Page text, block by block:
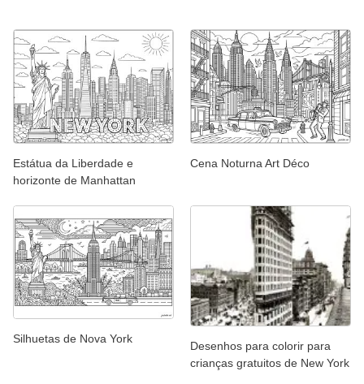
Estátua da Liberdade e
horizonte de Manhattan
Cena Noturna Art Déco
Silhuetas de Nova York
Desenhos para colorir para
crianças gratuitos de New York